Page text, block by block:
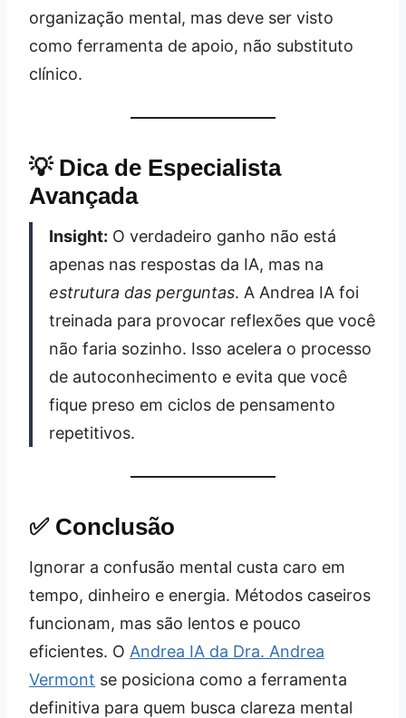
organização mental, mas deve ser visto
como ferramenta de apoio, não substituto
clínico.
💡 Dica de Especialista
Avançada
Insight: O verdadeiro ganho não está
apenas nas respostas da IA, mas na
estrutura das perguntas. A Andrea IA foi
treinada para provocar reflexões que você
não faria sozinho. Isso acelera o processo
de autoconhecimento e evita que você
fique preso em ciclos de pensamento
repetitivos.
✅ Conclusão
Ignorar a confusão mental custa caro em
tempo, dinheiro e energia. Métodos caseiros
funcionam, mas são lentos e pouco
eficientes. O Andrea IA da Dra. Andrea
Vermont se posiciona como a ferramenta
definitiva para quem busca clareza mental